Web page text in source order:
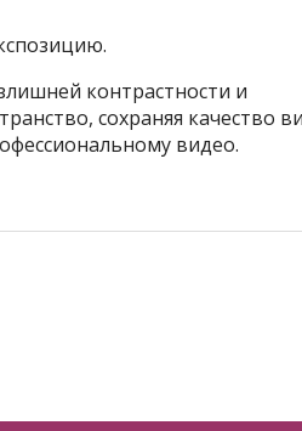
контрастности и
сохраняя качество
видео.